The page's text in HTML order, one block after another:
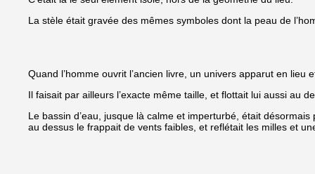
La stèle était gravée des mêmes symboles dont la peau de
Quand l’homme ouvrit l’ancien livre, un univers apparut en lieu
Il faisait par ailleurs l’exacte même taille, et flottait lui aussi au
Le bassin d’eau, jusque là calme et imperturbé, était
au dessus le frappait de vents faibles, et reflétait les milles et